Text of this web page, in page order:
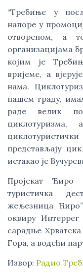
“Требиње у
напоре у
отвореном, а
организацијама
којим је
вријеме, а
нама.
нашем граду,
раде велик
представљају
истакао је
Пројекат Ћиро
туристичка
жељезница
оквиру
сарадње
Гора, а водећи
Извор: Радио